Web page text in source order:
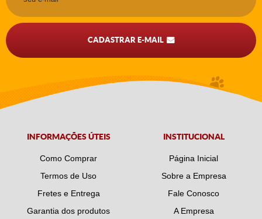
CADASTRAR E-MAIL
INFORMAÇÕES ÚTEIS
Como Comprar
Termos de Uso
Fretes e Entrega
Garantia dos produtos
INSTITUCIONAL
Página Inicial
Sobre a Empresa
Fale Conosco
A Empresa